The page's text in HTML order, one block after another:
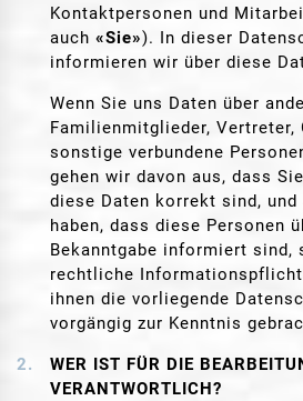
Kontaktpersonen und
auch «Sie»). In dieser
informieren wir über diese
Wenn Sie uns Daten über
Familienmitglieder, Vertreter,
sonstige verbundene
gehen wir davon aus, dass
diese Daten korrekt sind,
haben, dass diese Personen
Bekanntgabe informiert sind,
rechtliche
ihnen die vorliegende
vorgängig zur Kenntnis
WER IST FÜR DIE
VERANTWORTLICH?